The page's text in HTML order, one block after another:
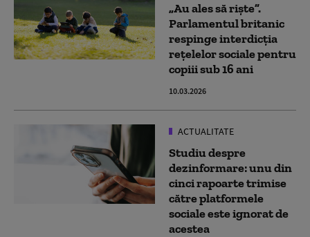
„Au ales să riște”.
Parlamentul britanic
respinge interdicția
rețelelor sociale pentru
copiii sub 16 ani
10.03.2026
ACTUALITATE
Studiu despre
dezinformare: unu din
cinci rapoarte trimise
către platformele
sociale este ignorat de
acestea